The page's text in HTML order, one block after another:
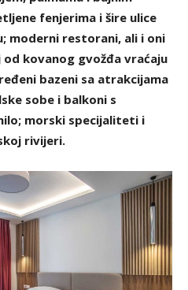
fenjerima i šire ulice
moderni restorani, ali i oni
kovanog gvožđa vraćaju
bazeni sa atrakcijama
sobe i balkoni s
morski specijaliteti i
rivijeri.